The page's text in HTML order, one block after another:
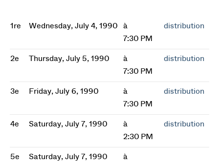
1re Wednesday, July 4, 1990
à
7:30 PM
distribution
2e Thursday, July 5, 1990
à
7:30 PM
distribution
3e Friday, July 6, 1990
à
7:30 PM
distribution
4e Saturday, July 7, 1990
à
2:30 PM
distribution
5e Saturday, July 7, 1990
à